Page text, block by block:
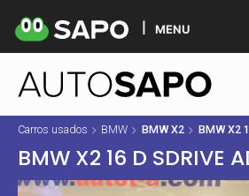
MENU
Carros usados BMW BMW X2 BMW X2
BMW X2 16 D SDRIVE